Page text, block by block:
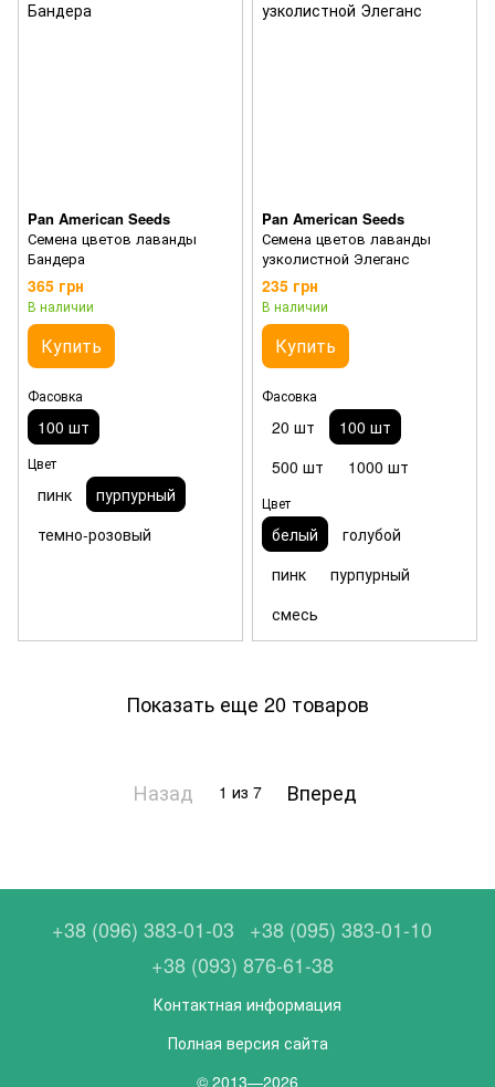
Pan American Seeds
Семена цветов лаванды
Бандера
365 грн
В наличии
Купить
Фасовка
100 шт
Цвет
пинк
пурпурный
темно-розовый
Pan American Seeds
Семена цветов лаванды
узколистной Элеганс
235 грн
В наличии
Купить
Фасовка
20 шт
100 шт
500 шт
1000 шт
Цвет
белый
голубой
пинк
пурпурный
смесь
Показать еще 20 товаров
Назад 1 из 7 Вперед
+38 (096) 383-01-03
+38 (095) 383-01-10
+38 (093) 876-61-38
Контактная информация
Полная версия сайта
© 2013—2026